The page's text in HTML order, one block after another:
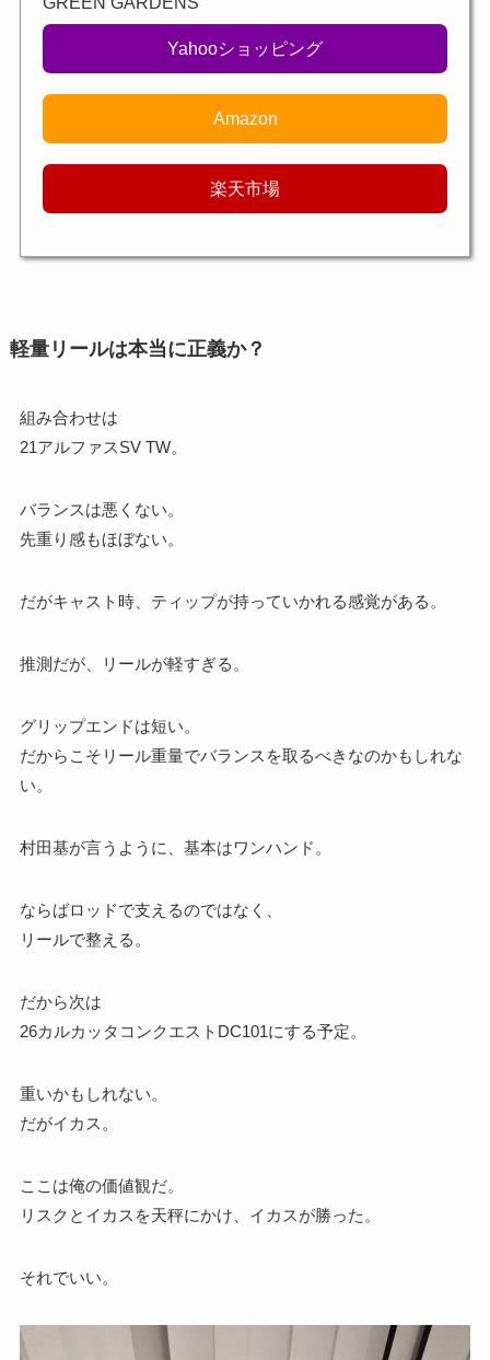
Yahooショッピング
Amazon
楽天市場
軽量リールは本当に正義か？
組み合わせは
21アルファスSV TW。
バランスは悪くない。
先重り感もほぼない。
だがキャスト時、ティップが持っていかれる感覚がある。
推測だが、リールが軽すぎる。
グリップエンドは短い。
だからこそリール重量でバランスを取るべきなのかもしれな
い。
村田基が言うように、基本はワンハンド。
ならばロッドで支えるのではなく、
リールで整える。
だから次は
26カルカッタコンクエストDC101にする予定。
重いかもしれない。
だがイカス。
ここは俺の価値観だ。
リスクとイカスを天秤にかけ、イカスが勝った。
それでいい。